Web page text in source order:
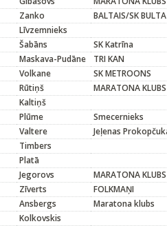
Zanko
BALTAIS/SK BULTA
Līvzemnieks
Šabāns
SK Katrīna
Maskava-Pudāne
TRI KAN
Volkane
SK METROONS
Rūtiņš
MARATONA KLUBS
Kaltiņš
Plūme
Smecernieks
Valtere
Jeļenas
Timbers
Platā
Jegorovs
MARATONA KLUBS
Zīverts
FOLKMAŅI
Ansbergs
Maratona klubs
Kolkovskis